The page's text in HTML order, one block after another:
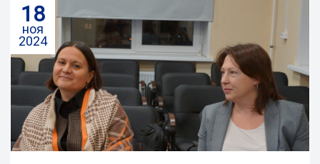
18
ноя
2024